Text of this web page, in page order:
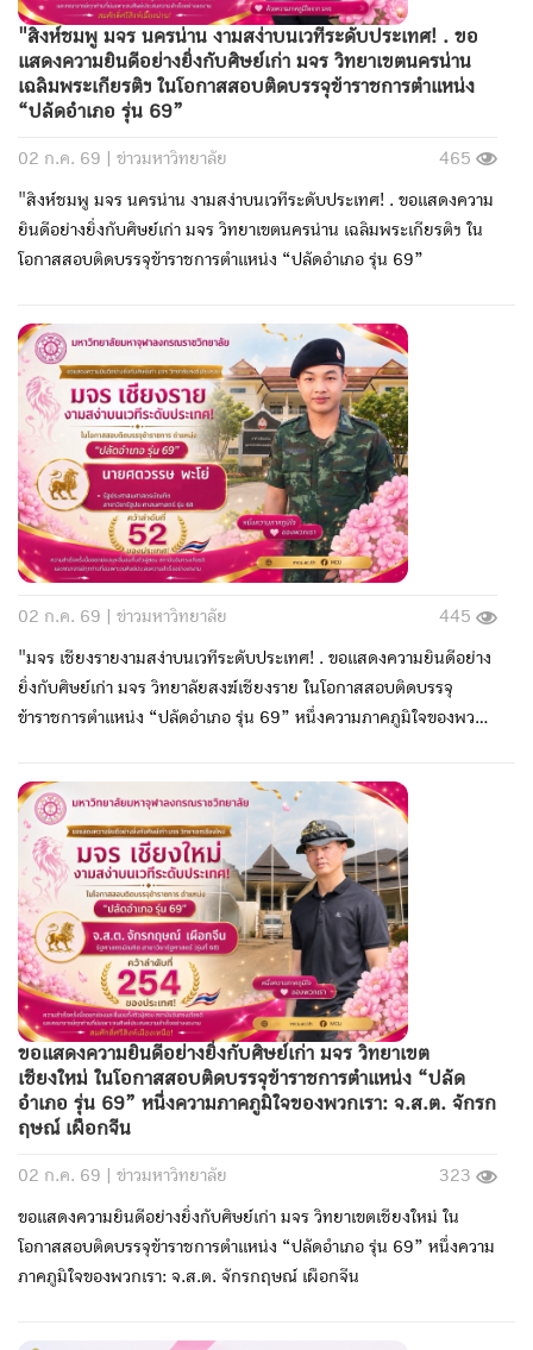
"สิงห์ชมพู มจร นครน่าน งามสง่าบนเวทีระดับประเทศ! . ขอ
แสดงความยินดีอย่างยิ่งกับศิษย์เก่า มจร วิทยาเขตนครน่าน
เฉลิมพระเกียรติฯ ในโอกาสสอบติดบรรจุข้าราชการตำแหน่ง
“ปลัดอำเภอ รุ่น 69”
02 ก.ค. 69 | ข่าวมหาวิทยาลัย 465
"สิงห์ชมพู มจร นครน่าน งามสง่าบนเวทีระดับประเทศ! . ขอแสดงความ
ยินดีอย่างยิ่งกับศิษย์เก่า มจร วิทยาเขตนครน่าน เฉลิมพระเกียรติฯ ใน
โอกาสสอบติดบรรจุข้าราชการตำแหน่ง “ปลัดอำเภอ รุ่น 69”
02 ก.ค. 69 | ข่าวมหาวิทยาลัย 445
"มจร เชียงรายงามสง่าบนเวทีระดับประเทศ! . ขอแสดงความยินดีอย่าง
ยิ่งกับศิษย์เก่า มจร วิทยาลัยสงฆ์เชียงราย ในโอกาสสอบติดบรรจุ
ข้าราชการตำแหน่ง “ปลัดอำเภอ รุ่น 69” หนึ่งความภาคภูมิใจของพวก
"คว้าลำดับที่ 52 ของประเทศ!"
ขอแสดงความยินดีอย่างยิ่งกับศิษย์เก่า มจร วิทยาเขต
เชียงใหม่ ในโอกาสสอบติดบรรจุข้าราชการตำแหน่ง “ปลัด
อำเภอ รุ่น 69” หนึ่งความภาคภูมิใจของพวกเรา: จ.ส.ต. จักรก
ฤษณ์ เผือกจีน
02 ก.ค. 69 | ข่าวมหาวิทยาลัย 323
ขอแสดงความยินดีอย่างยิ่งกับศิษย์เก่า มจร วิทยาเขตเชียงใหม่ ใน
โอกาสสอบติดบรรจุข้าราชการตำแหน่ง “ปลัดอำเภอ รุ่น 69” หนึ่งความ
ภาคภูมิใจของพวกเรา: จ.ส.ต. จักรกฤษณ์ เผือกจีน